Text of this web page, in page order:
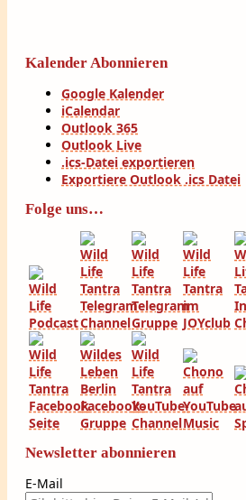
Kalender Abonnieren
Google Kalender
iCalendar
Outlook 365
Outlook Live
.ics-Datei exportieren
Exportiere Outlook .ics Datei
Folge uns…
Newsletter abonnieren
E-Mail